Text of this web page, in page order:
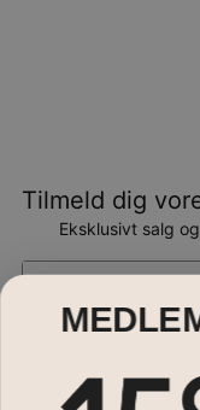
Tilmeld dig
Eksklusivt salg